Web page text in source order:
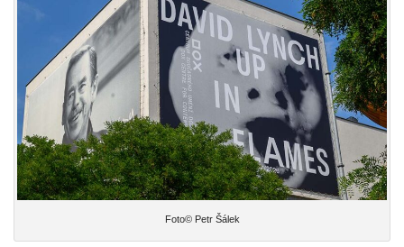
Foto© Petr Šálek